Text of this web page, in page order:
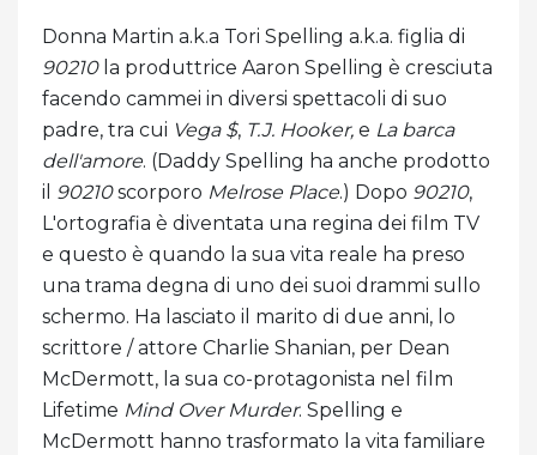
Donna Martin a.k.a Tori Spelling a.k.a. figlia di
90210la produttrice Aaron Spelling è cresciuta
facendo cammei in diversi spettacoli di suo
padre, tra cui Vega $, T.J. Hooker, e La barca
dell'amore. (Daddy Spelling ha anche prodotto
il 90210scorporo Melrose Place.) Dopo 90210,
L'ortografia è diventata una regina dei film TV
e questo è quando la sua vita reale ha preso
una trama degna di uno dei suoi drammi sullo
schermo. Ha lasciato il marito di due anni, lo
scrittore / attore Charlie Shanian, per Dean
McDermott, la sua co-protagonista nel film
Lifetime Mind Over Murder. Spelling e
McDermott hanno trasformato la vita familiare